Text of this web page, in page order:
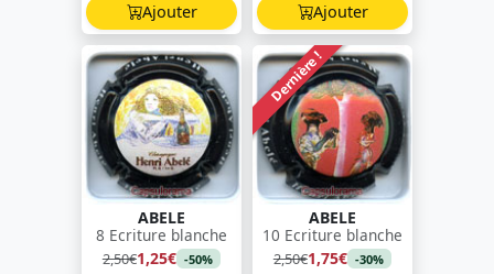
Ajouter
Ajouter
ABELE
8 Ecriture blanche
2,50€1,25€ -50%
Dernière !
ABELE
10 Ecriture blanche
2,50€1,75€ -30%